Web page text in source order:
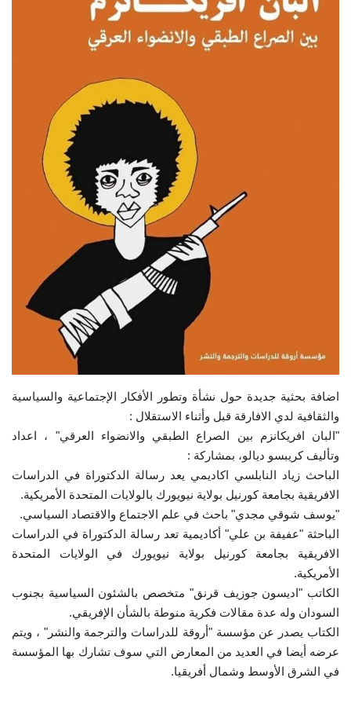
إرث جمال عبدالناصر
شروط وأحكام منحة ناصر للقيادة الدولية
وثائق
الفيديوهات
الرعاة
الشركاء
Gallery
لغة
English
French
Arabic
اضافة بحثية جديدة حول نشأة وتطور الأفكار الإجتماعية والسياسية
والثقافية لدي الافارقة قبل وأثناء الاستقلال :
"البان افريكانزم بين الصراع الطبقي والانضواء العرقي" ، اعداد
وتأليف كريبسو ديالو، بمشاركة :
الباحث زياد النابلسي اكاديمي يعد رسالة الدكتوراة في الدراسات
الافريقية بجامعة كورنيل بولاية نيويورك بالولايات المتحدة الأمريكية.
"يوسف شوقي مجدي" باحث في علم الاجتماع والاقتصاد السياسي.
الباحثة "عفيفة بن علي" أكاديمية تعد رسالة الدكتوراة في الدراسات
الافريقية بجامعة كورنيل بولاية نيويورك في الولايات المتحدة
الأمريكية.
الكاتب "اديسون جوزيف قرنق" متخصص بالشئون السياسية بجنوب
السودان وله عدة مقالات فكرية منوطة بالشأن الإفريقي.
الكتاب يصدر عن مؤسسة "أروقة للدراسات والترجمة والنشر" ، ويتم
عرضه أيضا في العديد من المعارض التي سوف تشارك بها المؤسسة
في الشرق الأوسط وشمال أفريقيا.